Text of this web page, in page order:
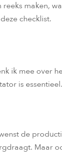
maken,
checklist.
ik mee over
is essentieel.
de
Maar